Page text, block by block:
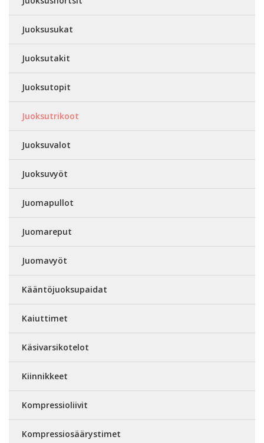
Juoksusukat
Juoksutakit
Juoksutopit
Juoksutrikoot
Juoksuvalot
Juoksuvyöt
Juomapullot
Juomareput
Juomavyöt
Kääntöjuoksupaidat
Kaiuttimet
Käsivarsikotelot
Kiinnikkeet
Kompressioliivit
Kompressiosäärystimet